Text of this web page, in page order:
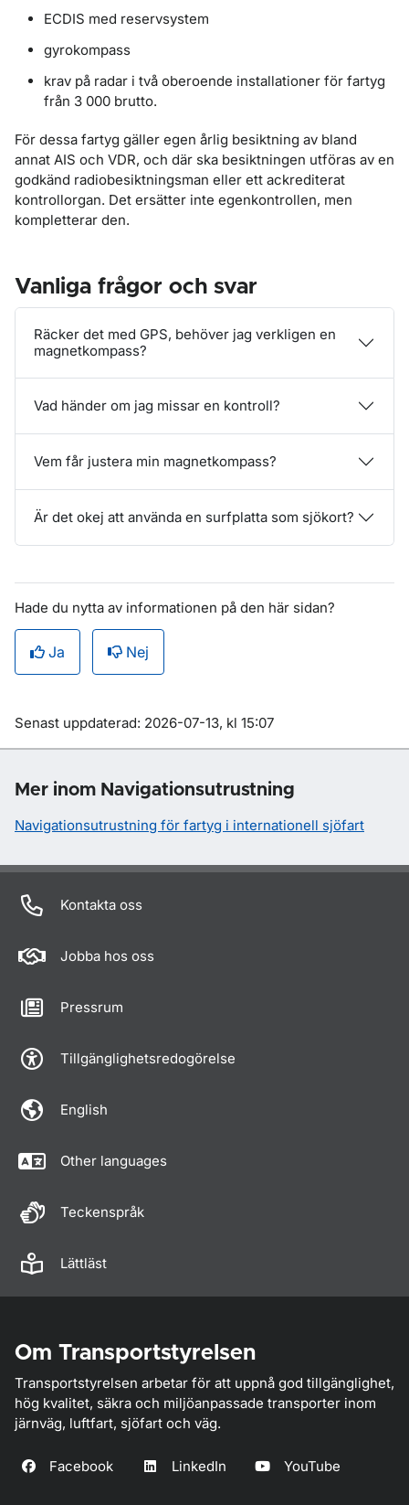
ECDIS med reservsystem
gyrokompass
krav på radar i två oberoende installationer för fartyg
från 3 000 brutto.
För dessa fartyg gäller egen årlig besiktning av bland
annat AIS och VDR, och där ska besiktningen utföras av en
godkänd radiobesiktningsman eller ett ackrediterat
kontrollorgan. Det ersätter inte egenkontrollen, men
kompletterar den.
Vanliga frågor och svar
Räcker det med GPS, behöver jag verkligen en
magnetkompass?
Vad händer om jag missar en kontroll?
Vem får justera min magnetkompass?
Är det okej att använda en surfplatta som sjökort?
Hade du nytta av informationen på den här sidan?
Ja Nej
Om sidan
Senast uppdaterad: 2026-07-13, kl 15:07
Mer inom Navigationsutrustning
Navigationsutrustning för fartyg i internationell sjöfart
Kontakta oss
Jobba hos oss
Pressrum
Tillgänglighetsredogörelse
English
Other languages
Teckenspråk
Lättläst
Om Transportstyrelsen
Transportstyrelsen arbetar för att uppnå god tillgänglighet,
hög kvalitet, säkra och miljöanpassade transporter inom
järnväg, luftfart, sjöfart och väg.
Facebook LinkedIn YouTube